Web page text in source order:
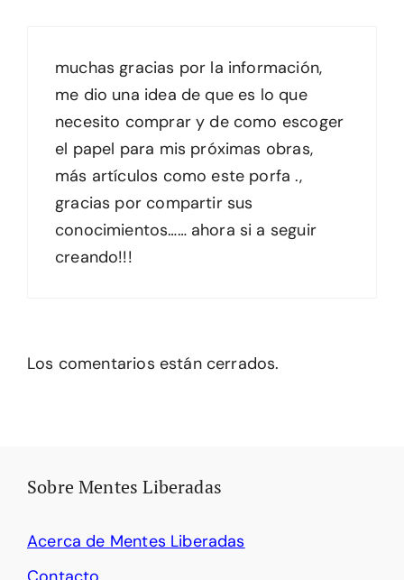
muchas gracias por la información,
me dio una idea de que es lo que
necesito comprar y de como escoger
el papel para mis próximas obras,
más artículos como este porfa .,
gracias por compartir sus
conocimientos…… ahora si a seguir
creando!!!
Los comentarios están cerrados.
Sobre Mentes Liberadas
Acerca de Mentes Liberadas